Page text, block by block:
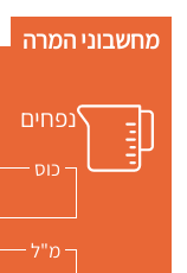
מחשבוני המרה
נפחים
כוס
מ"ל